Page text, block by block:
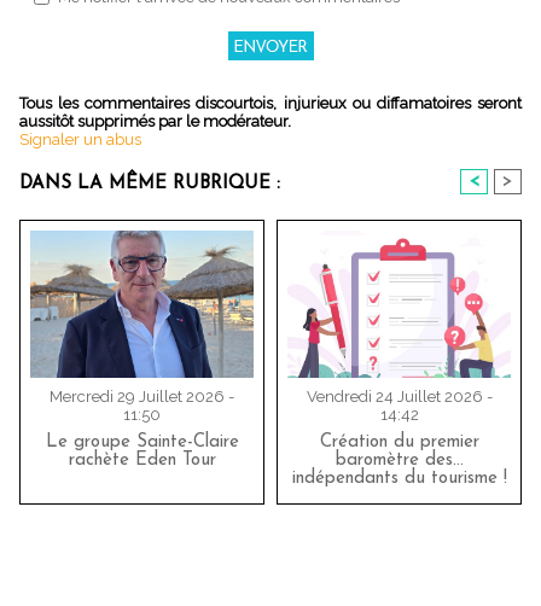
Tous les commentaires discourtois, injurieux ou diffamatoires seront
aussitôt supprimés par le modérateur.
Signaler un abus
DANS LA MÊME RUBRIQUE : < >
Mercredi 29 Juillet 2026 -
11:50
Le groupe Sainte-Claire
rachète Eden Tour
Vendredi 24 Juillet 2026 -
14:42
Création du premier
baromètre des…
indépendants du tourisme !